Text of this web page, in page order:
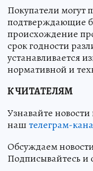
Покупатели могут
подтверждающие
происхождение
срок годности
устанавливается
нормативной и
К ЧИТАТЕЛЯМ
Узнавайте
наштелеграм-
Обсуждаем
Подписывайтесь и